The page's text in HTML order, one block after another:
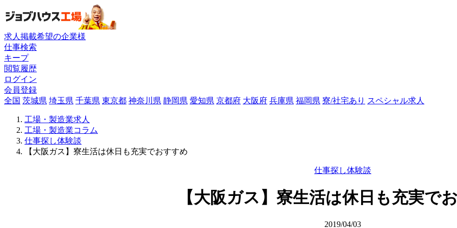
求人掲載希望の企業様
仕事検索
キープ
閲覧履歴
ログイン
会員登録
全国 茨城県 埼玉県 千葉県 東京都 神奈川県 静岡県 愛知県 京都府 大阪府 兵庫県 福岡県 寮/社宅あり スペシャル求人
工場・製造業求人
工場・製造業コラム
仕事探し体験談
【大阪ガス】寮生活は休日も充実でおすすめ
仕事探し体験談
【大阪ガス】寮生活は休日も充実で
2019/04/03